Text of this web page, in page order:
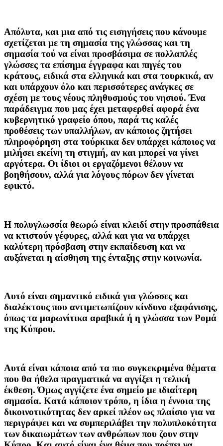
Απόλυτα, και μια από τις εισηγήσεις που κάνουμε
σχετίζεται με τη σημασία της γλώσσας και τη
σημασία τού να είναι προσβάσιμα σε πολλαπλές
γλώσσες τα επίσημα έγγραφα και πηγές του
κράτους, ειδικά στα ελληνικά και στα τουρκικά, αν
και υπάρχουν όλο και περισσότερες ανάγκες σε
σχέση με τους νέους πληθυσμούς του νησιού. Ένα
παράδειγμα που μας έχει μεταφερθεί αφορά ένα
κυβερνητικό γραφείο όπου, παρά τις καλές
προθέσεις των υπαλλήλων, αν κάποιος ζητήσει
πληροφόρηση στα τούρκικα δεν υπάρχει κάποιος να
μιλήσει εκείνη τη στιγμή, αν και μπορεί να γίνει
αργότερα. Οι ίδιοι οι εργαζόμενοι θέλουν να
βοηθήσουν, αλλά για λόγους πόρων δεν γίνεται
εφικτό.
Η πολυγλωσσία θεωρώ είναι κλειδί στην προσπάθεια
να κτιστούν γέφυρες, αλλά και για να υπάρχει
καλύτερη πρόσβαση στην εκπαίδευση και να
αυξάνεται η αίσθηση της ένταξης στην κοινωνία.
Αυτό είναι σημαντικό ειδικά για γλώσσες και
διαλέκτους που αντιμετωπίζουν κίνδυνο εξαφάνισης,
όπως τα μαρωνίτικα αραβικά ή η γλώσσα των Ρομά
της Κύπρου.
Αυτά είναι κάποια από τα πιο συγκεκριμένα θέματα
που θα ήθελα πραγματικά να αγγίξει η τελική
έκθεση. Όμως αγγίζετε ένα σημείο με ιδιαίτερη
σημασία. Κατά κάποιον τρόπο, η ίδια η έννοια της
δικοινοτικότητας δεν αρκεί πλέον ως πλαίσιο για να
περιγράψει και να συμπεριλάβει την πολυπλοκότητα
των δικαιωμάτων των ανθρώπων που ζουν στην